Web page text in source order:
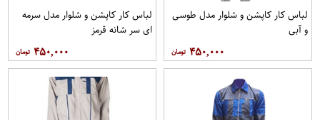
لباس کار کاپشن و شلوار مدل طوسی
و آبی
۴۵۰,۰۰۰
لباس کار کاپشن و شلوار مدل سرمه
ای سر شانه قرمز
۴۵۰,۰۰۰